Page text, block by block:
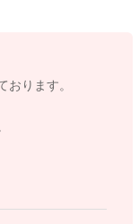
なさってみてく
ち着いている様
ります。